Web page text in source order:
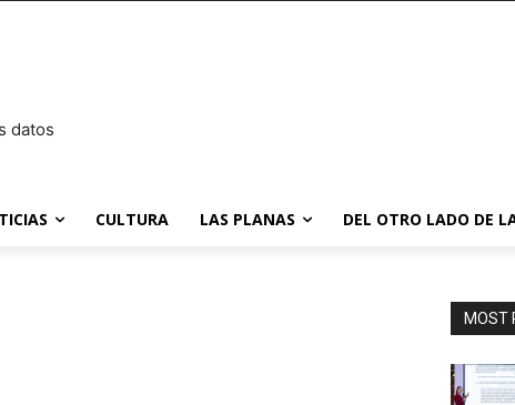
datos
CULTURA LAS PLANAS DEL OTRO LADO DE
MOST